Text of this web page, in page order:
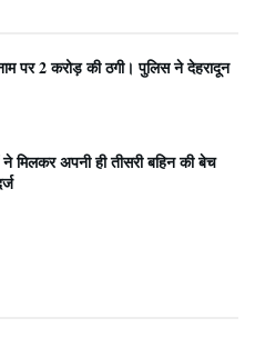
पर 2 करोड़ की ठगी। पुलिस ने देहरादून
मिलकर अपनी ही तीसरी बहिन की बेच